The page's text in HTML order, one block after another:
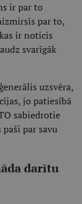
ir par to
par to,
ir noticis
svarīgāk
uzsvēra,
jo patiesībā
sabiedrotie
par savu
darītu